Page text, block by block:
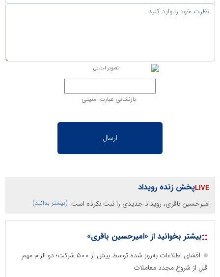
بازنشانی عبارت امنیتی
پخش زنده رویداد
امیرحسین باقری، رویداد جدیدی را ثبت نکرده است. (بیشتر بدانید)
::بیشتر بخوانید از «امیرحسین باقری»
افشای اطلاعات به‌روز شده توسط بیش از ۵۰۰ شرکت؛ دو الزام مهم
قبل از شروع مجدد معاملات